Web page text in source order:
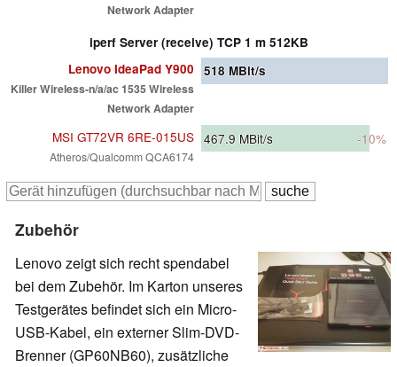
Network Adapter
iperf Server (receive) TCP 1 m 512KB
Lenovo IdeaPad Y900
Killer Wireless-n/a/ac 1535 Wireless
Network Adapter
518 MBit/s
MSI GT72VR 6RE-015US
Atheros/Qualcomm QCA6174
467.9 MBit/s -10%
Zubehör
Lenovo zeigt sich recht spendabel
bei dem Zubehör. Im Karton unseres
Testgerätes befindet sich ein Micro-
USB-Kabel, ein externer Slim-DVD-
Brenner (GP60NB60), zusätzliche